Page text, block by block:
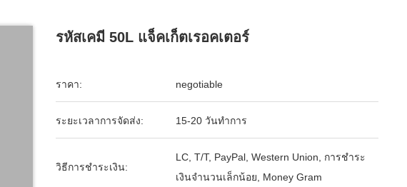
รหัสเคมี 50L แจ็คเก็ตเรอคเตอร์
ราคา: negotiable
ระยะเวลาการจัดส่ง: 15-20 วันทำการ
วิธีการชำระเงิน:
LC, T/T, PayPal, Western Union, การชำระ
เงินจำนวนเล็กน้อย, Money Gram